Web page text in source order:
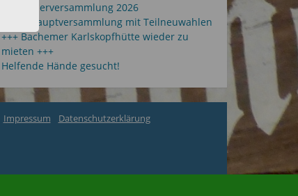
Mitgliederversammlung 2026
Jahreshauptversammlung mit Teilneuwahlen
+++ Bachemer Karlskopfhütte wieder zu
mieten +++
Helfende Hände gesucht!
Impressum
Datenschutzerklärung